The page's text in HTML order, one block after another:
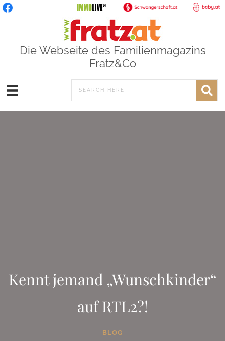
Die Webseite des Familienmagazins
Fratz&Co
Kennt jemand „Wunschkinder“
auf RTL2?!
BLOG